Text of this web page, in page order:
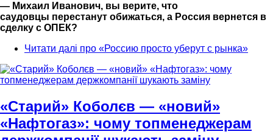
— Михаил Иванович, вы верите, что
саудовцы перестанут обижаться, а Россия вернется в
сделку с ОПЕК?
Читати далі про «Россию просто уберут c рынка»
«Старий» Коболєв — «новий»
«Нафтогаз»: чому топменеджерам